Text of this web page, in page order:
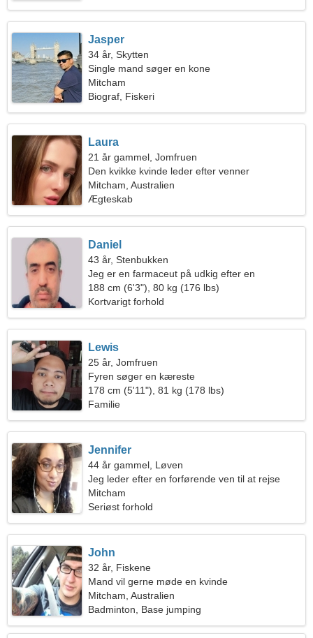
Jasper
34 år, Skytten
Single mand søger en kone
Mitcham
Biograf, Fiskeri
Laura
21 år gammel, Jomfruen
Den kvikke kvinde leder efter venner
Mitcham, Australien
Ægteskab
Daniel
43 år, Stenbukken
Jeg er en farmaceut på udkig efter en
enestående kvinde
188 cm (6'3"), 80 kg (176 lbs)
Kortvarigt forhold
Lewis
25 år, Jomfruen
Fyren søger en kæreste
178 cm (5'11"), 81 kg (178 lbs)
Familie
Jennifer
44 år gammel, Løven
Jeg leder efter en forførende ven til at rejse
Mitcham
Seriøst forhold
John
32 år, Fiskene
Mand vil gerne møde en kvinde
Mitcham, Australien
Badminton, Base jumping